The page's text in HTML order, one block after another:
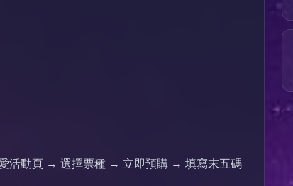
活動頁 → 選擇票種 → 立即預購 → 填寫末五碼